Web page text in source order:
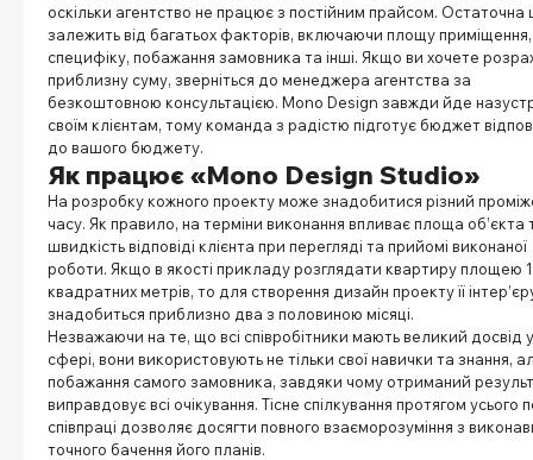
оскільки агентство не працює з постійним прайсом. Остаточна
залежить від багатьох факторів, включаючи площу
специфіку, побажання замовника та інші. Якщо ви хочете
приблизну суму, зверніться до менеджера агентства за
безкоштовною консультацією. Mono Design завжди йде
своїм клієнтам, тому команда з радістю підготує бюджет
до вашого бюджету.
Як працює «Mono Design Studio»
На розробку кожного проекту може знадобитися різний
часу. Як правило, на терміни виконання впливає площа об’єкта
швидкість відповіді клієнта при перегляді та прийомі виконаної
роботи. Якщо в якості прикладу розглядати квартиру площею
квадратних метрів, то для створення дизайн проекту її
знадобиться приблизно два з половиною місяці.
Незважаючи на те, що всі співробітники мають великий досвід
сфері, вони використовують не тільки свої навички та знання,
побажання самого замовника, завдяки чому отриманий
виправдовує всі очікування. Тісне спілкування протягом усього
співпраці дозволяє досягти повного взаєморозуміння з
точного бачення його планів.